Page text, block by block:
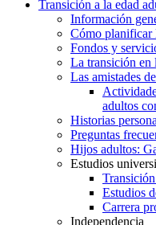
Transición a la edad
Información
Cómo planificar
Fondos y
La transición en
Las amistades
adultos
Historias
Preguntas
Hijos adultos:
Estudios
Estudios
Carrera
Independencia